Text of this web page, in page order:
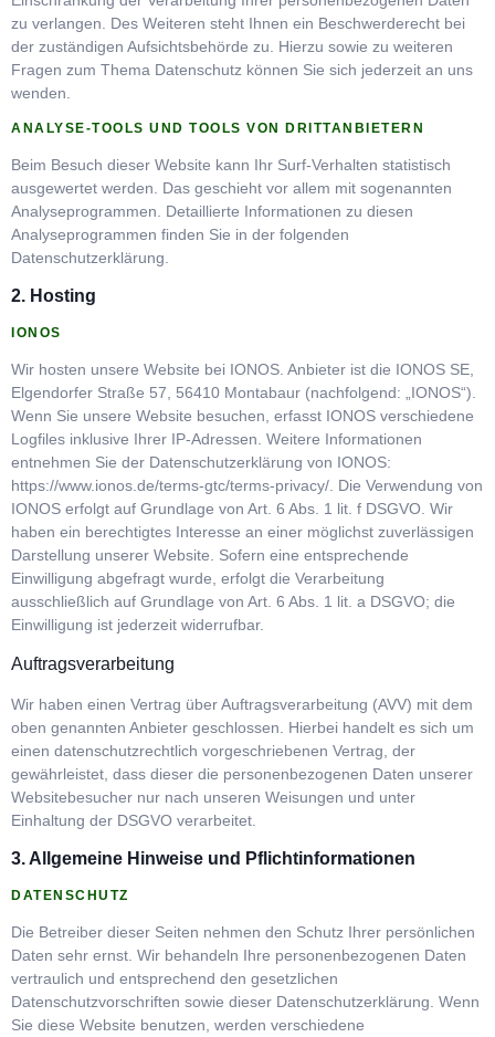
zu verlangen. Des Weiteren steht Ihnen ein Beschwerderecht bei
der zuständigen Aufsichtsbehörde zu. Hierzu sowie zu weiteren
Fragen zum Thema Datenschutz können Sie sich jederzeit an uns
wenden.
ANALYSE-TOOLS UND TOOLS VON DRITTANBIETERN
Beim Besuch dieser Website kann Ihr Surf-Verhalten statistisch
ausgewertet werden. Das geschieht vor allem mit sogenannten
Analyseprogrammen. Detaillierte Informationen zu diesen
Analyseprogrammen finden Sie in der folgenden
Datenschutzerklärung.
2. Hosting
IONOS
Wir hosten unsere Website bei IONOS. Anbieter ist die IONOS SE,
Elgendorfer Straße 57, 56410 Montabaur (nachfolgend: „IONOS“).
Wenn Sie unsere Website besuchen, erfasst IONOS verschiedene
Logfiles inklusive Ihrer IP-Adressen. Weitere Informationen
entnehmen Sie der Datenschutzerklärung von IONOS:
https://www.ionos.de/terms-gtc/terms-privacy/. Die Verwendung von
IONOS erfolgt auf Grundlage von Art. 6 Abs. 1 lit. f DSGVO. Wir
haben ein berechtigtes Interesse an einer möglichst zuverlässigen
Darstellung unserer Website. Sofern eine entsprechende
Einwilligung abgefragt wurde, erfolgt die Verarbeitung
ausschließlich auf Grundlage von Art. 6 Abs. 1 lit. a DSGVO; die
Einwilligung ist jederzeit widerrufbar.
Auftragsverarbeitung
Wir haben einen Vertrag über Auftragsverarbeitung (AVV) mit dem
oben genannten Anbieter geschlossen. Hierbei handelt es sich um
einen datenschutzrechtlich vorgeschriebenen Vertrag, der
gewährleistet, dass dieser die personenbezogenen Daten unserer
Websitebesucher nur nach unseren Weisungen und unter
Einhaltung der DSGVO verarbeitet.
3. Allgemeine Hinweise und Pflichtinformationen
DATENSCHUTZ
Die Betreiber dieser Seiten nehmen den Schutz Ihrer persönlichen
Daten sehr ernst. Wir behandeln Ihre personenbezogenen Daten
vertraulich und entsprechend den gesetzlichen
Datenschutzvorschriften sowie dieser Datenschutzerklärung. Wenn
Sie diese Website benutzen, werden verschiedene